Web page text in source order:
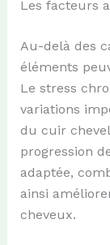
Les facteurs
Au-delà des
éléments
Le stress
variations
du cuir
progression
adaptée,
ainsi
cheveux.